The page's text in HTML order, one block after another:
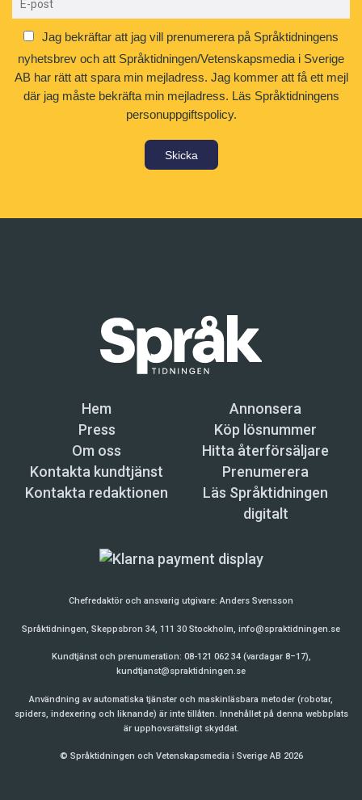
Jag bekräftar att jag vill prenumerera på Språktidningens
nyhetsbrev och att Språktidningen/Vetenskapsmedia i Sverige
AB har rätt att spara min mejladress. Jag kommer att få ett mejl
där jag måste bekräfta min mejladress. Läs Språktidningens
personuppgiftspolicy.
Skicka
Hem
Annonsera
Press
Köp lösnummer
Om oss
Hitta återförsäljare
Kontakta kundtjänst
Prenumerera
Kontakta redaktionen
Läs Språktidningen
digitalt
Chefredaktör och ansvarig utgivare:Anders Svensson
Språktidningen, Skeppsbron 34, 111 30 Stockholm, info@spraktidningen.se
Kundtjänst och prenumeration: 08-121 062 34 (vardagar 8–17),
kundtjanst@spraktidningen.se
Användning av automatiska tjänster och maskinläsbara metoder (robotar,
spiders, indexering och liknande) är inte tillåten. Innehållet på denna webbplats
är upphovsrättsligt skyddat.
© Språktidningen och Vetenskapsmedia i Sverige AB 2026